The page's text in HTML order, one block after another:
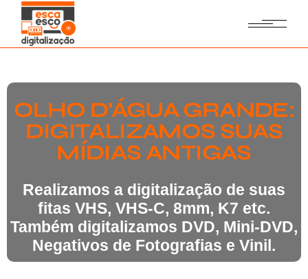
OLHO D’ÁGUA GRANDE:
DIGITALIZAMOS SUAS
MÍDIAS ANTIGAS
Realizamos a digitalização de suas
fitas VHS, VHS-C, 8mm, K7 etc.
Também digitalizamos DVD, Mini-DVD,
Negativos de Fotografias e Vinil.